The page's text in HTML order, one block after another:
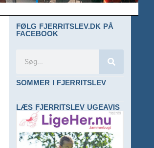
FØLG FJERRITSLEV.DK PÅ
FACEBOOK
SOMMER I FJERRITSLEV
LÆS FJERRITSLEV UGEAVIS